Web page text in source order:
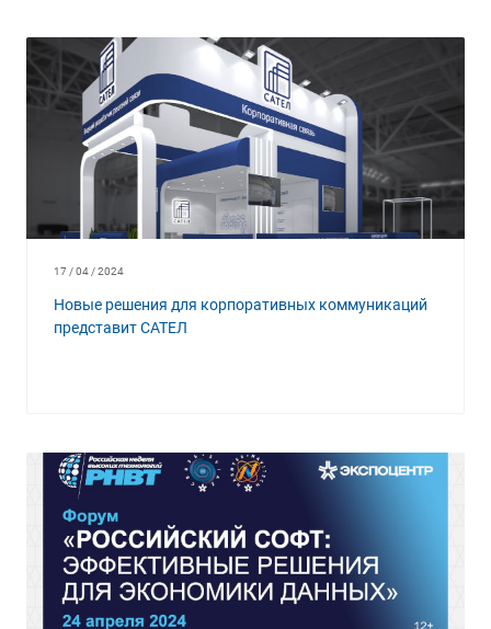
17 / 04 / 2024
Новые решения для корпоративных коммуникаций
представит САТЕЛ